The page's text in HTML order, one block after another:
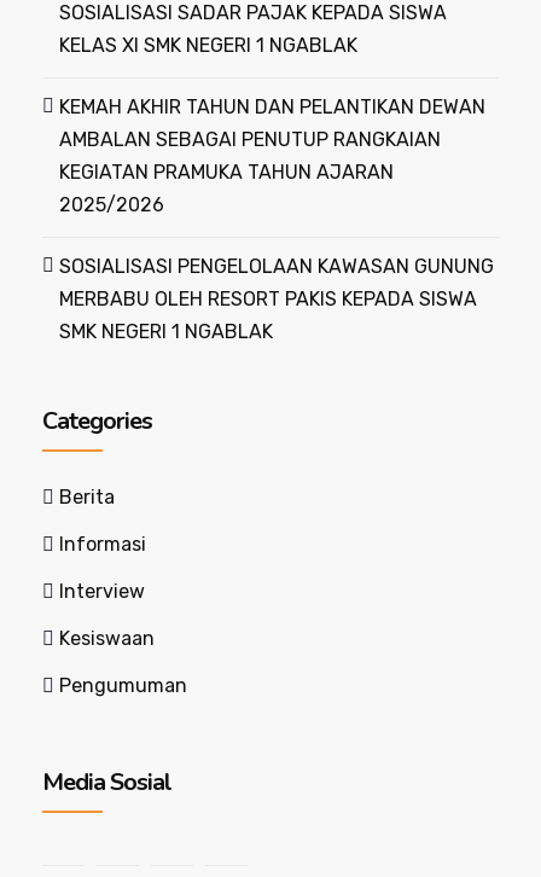
SOSIALISASI SADAR PAJAK KEPADA SISWA
KELAS XI SMK NEGERI 1 NGABLAK
KEMAH AKHIR TAHUN DAN PELANTIKAN DEWAN
AMBALAN SEBAGAI PENUTUP RANGKAIAN
KEGIATAN PRAMUKA TAHUN AJARAN
2025/2026
SOSIALISASI PENGELOLAAN KAWASAN GUNUNG
MERBABU OLEH RESORT PAKIS KEPADA SISWA
SMK NEGERI 1 NGABLAK
Categories
Berita
Informasi
Interview
Kesiswaan
Pengumuman
Media Sosial